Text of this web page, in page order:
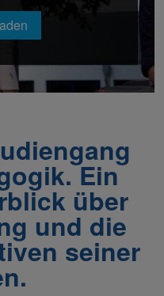
Ein
über
und die
seiner